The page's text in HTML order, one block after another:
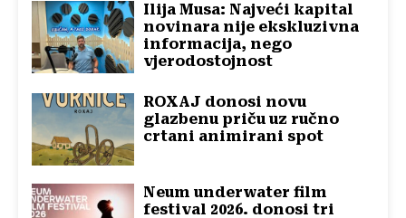
Ilija Musa: Najveći kapital
novinara nije ekskluzivna
informacija, nego
vjerodostojnost
ROXAJ donosi novu
glazbenu priču uz ručno
crtani animirani spot
Neum underwater film
festival 2026. donosi tri